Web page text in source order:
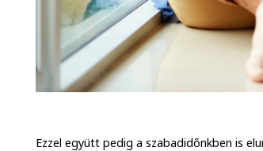
Ezzel együtt pedig a szabadidőnkben is